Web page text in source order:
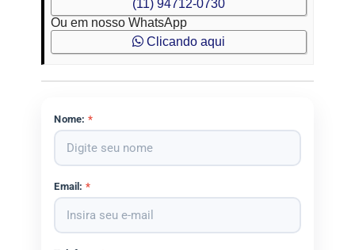
(11) 94712-0730
Ou em nosso WhatsApp
Clicando aqui
Nome: *
Email: *